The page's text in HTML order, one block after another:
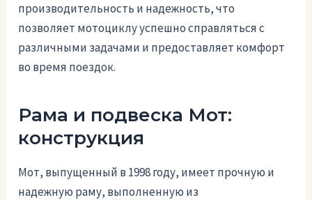
производительность и надежность, что
позволяет мотоциклу успешно справляться с
различными задачами и предоставляет комфорт
во время поездок.
Рама и подвеска Мот:
конструкция
Мот, выпущенный в 1998 году, имеет прочную и
надежную раму, выполненную из